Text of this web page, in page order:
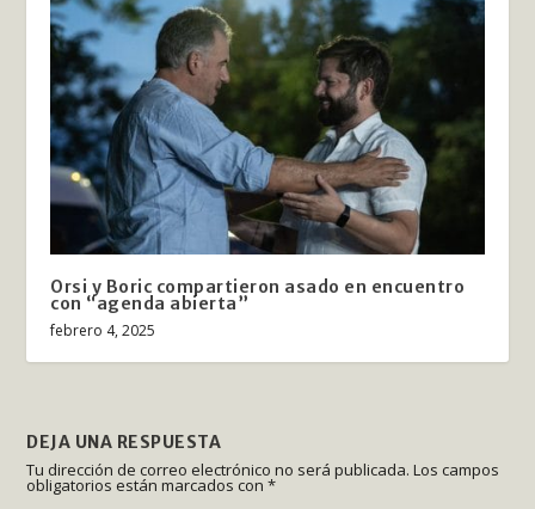
Orsi y Boric compartieron asado en encuentro
con “agenda abierta”
febrero 4, 2025
DEJA UNA RESPUESTA
Tu dirección de correo electrónico no será publicada. Los campos
obligatorios están marcados con*